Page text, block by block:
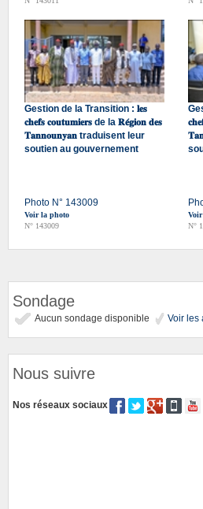
Gestion de la Transition : 𝐥𝐞𝐬
𝐜𝐡𝐞𝐟𝐬 𝐜𝐨𝐮𝐭𝐮𝐦𝐢𝐞𝐫𝐬 de la 𝐑𝐞́𝐠𝐢𝐨𝐧 𝐝𝐞𝐬
𝐓𝐚𝐧𝐧𝐨𝐮𝐧𝐲𝐚𝐧 traduisent leur
soutien au gouvernement
Photo N° 143009
Voir la photo
N° 143009
N°
Sondage
Aucun sondage disponible Voir les
Nous suivre
Nos réseaux sociaux